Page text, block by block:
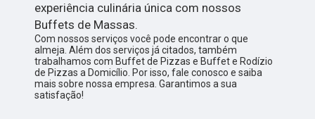
experiência culinária única com nossos
Buffets de Massas.
Com nossos serviços você pode encontrar o que
almeja. Além dos serviços já citados, também
trabalhamos com Buffet de Pizzas e Buffet e Rodízio
de Pizzas a Domicílio. Por isso, fale conosco e saiba
mais sobre nossa empresa. Garantimos a sua
satisfação!